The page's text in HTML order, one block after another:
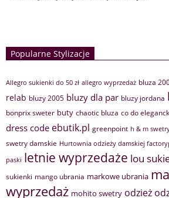
Popularne Stylizacje
Allegro sukienki do 50 zł allegro wyprzedaż bluza
relab bluzy 2005 bluzy dla par bluzy jordana
bonprix sweter buty chaotic bluza co do
dress code ebutik.pl greenpoint h & m
swetry damskie Hurtownia odzieży damskiej
paski letnie wyprzedaże lou
sukienki mango ubrania markowe ubrania
wyprzedaż mohito swetry odzież